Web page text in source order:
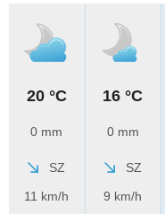
20 °C
0 mm
SZ
11 km/h
16 °C
0 mm
SZ
9 km/h